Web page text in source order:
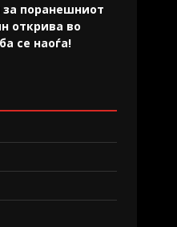
за поранешниот
открива во
се наоѓа!